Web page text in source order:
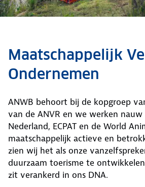
Maatschappelijk
Ondernemen
ANWB behoort bij de kopgroep
van de ANVR en we werken
Nederland, ECPAT en de World
maatschappelijk actieve en
zien wij het als onze
duurzaam toerisme te
zit verankerd in ons DNA.